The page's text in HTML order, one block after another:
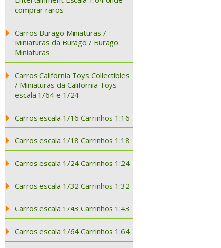
comprar raros
Carros Burago Miniaturas /
Miniaturas da Burago / Burago
Miniaturas
Carros California Toys Collectibles
/ Miniaturas da California Toys
escala 1/64 e 1/24
Carros escala 1/16 Carrinhos 1:16
Carros escala 1/18 Carrinhos 1:18
Carros escala 1/24 Carrinhos 1:24
Carros escala 1/32 Carrinhos 1:32
Carros escala 1/43 Carrinhos 1:43
Carros escala 1/64 Carrinhos 1:64